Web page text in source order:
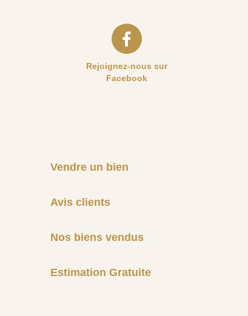
Rejoignez-nous sur
Facebook
Vendre un bien
Avis clients
Nos biens vendus
Estimation Gratuite